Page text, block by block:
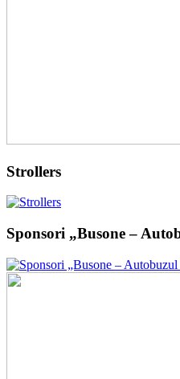
Strollers
Sponsori „Busone –